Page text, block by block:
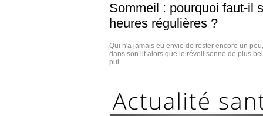
Sommeil : pourquoi faut-il
heures régulières ?
Qui n'a jamais eu envie de rester encore un
dans son lit alors que le réveil sonne de plus
pui